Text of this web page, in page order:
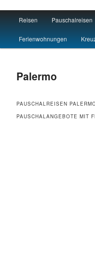
Travel : De
Skip to primary content
Skip to secondary content
Reisen Pauschalreisen
Ferienwohnungen
Palermo
PAUSCHALREISEN
PAUSCHALANGEBOTE MIT